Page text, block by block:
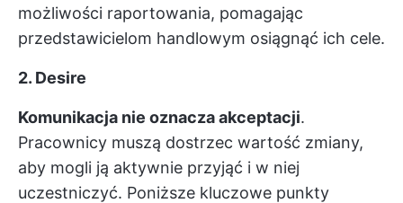
możliwości raportowania, pomagając
przedstawicielom handlowym osiągnąć ich cele.
2. Desire
Komunikacja nie oznacza akceptacji.
Pracownicy muszą dostrzec wartość zmiany,
aby mogli ją aktywnie przyjąć i w niej
uczestniczyć. Poniższe kluczowe punkty